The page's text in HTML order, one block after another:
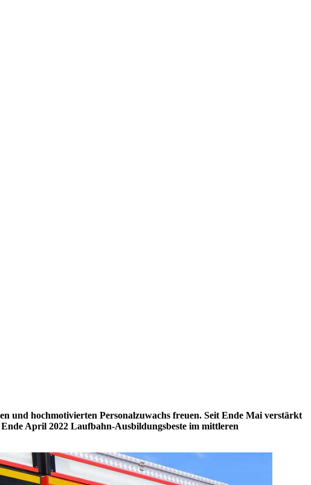
und hochmotivierten Personalzuwachs freuen. Seit Ende Mai verstärkt
April 2022 Laufbahn-Ausbildungsbeste im mittleren